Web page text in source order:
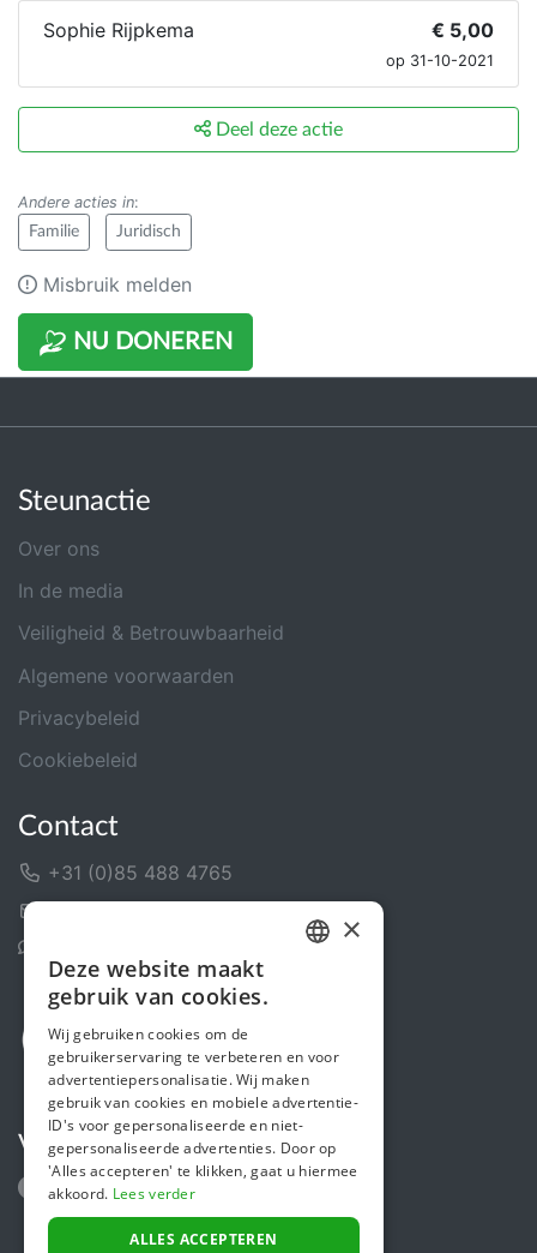
NU DONEREN
Sophie Rijpkema € 5,00
op 31-10-2021
Deel deze actie
Andere acties in:
Familie Juridisch
Misbruik melden
Steunactie
Over ons
In de media
Veiligheid & Betrouwbaarheid
Algemene voorwaarden
Privacybeleid
Cookiebeleid
Contact
+31 (0)85 488 4765
Volg ons
ENGLISH
×
Deze website maakt
gebruik van cookies.
Wij gebruiken cookies om de
gebruikerservaring te verbeteren en voor
advertentiepersonalisatie. Wij maken
gebruik van cookies en mobiele advertentie-
ID's voor gepersonaliseerde en niet-
gepersonaliseerde advertenties. Door op
'Alles accepteren' te klikken, gaat u hiermee
akkoord. Lees verder
ALLES ACCEPTEREN